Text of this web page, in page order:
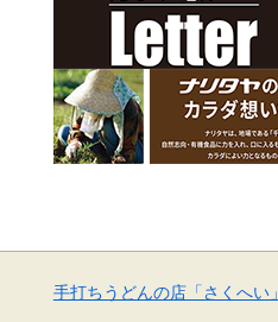
手打ちうどんの店「さくへい」